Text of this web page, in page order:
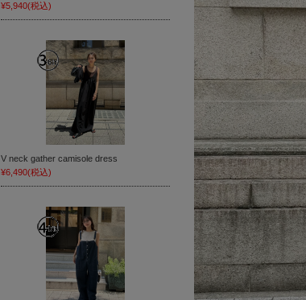
¥5,940(税込)
V neck gather camisole dress
¥6,490(税込)